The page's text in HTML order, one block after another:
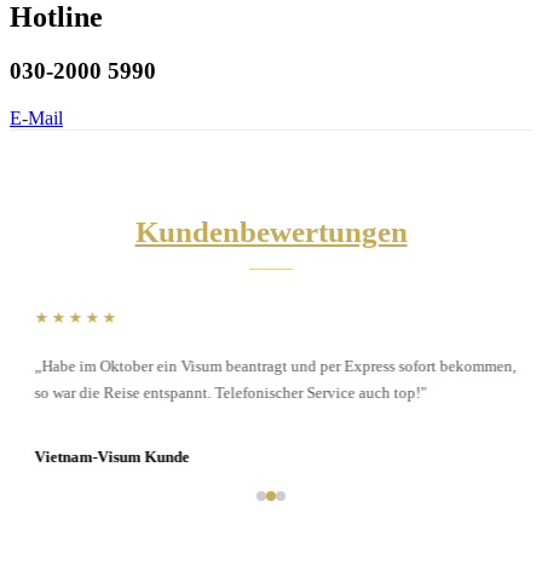
Hotline
030-2000 5990
E-Mail
Kundenbewertungen
★★★★★
„Habe im Oktober ein Visum beantragt und per Express sofort bekommen,
so war die Reise entspannt. Telefonischer Service auch top!"
Vietnam-Visum Kunde